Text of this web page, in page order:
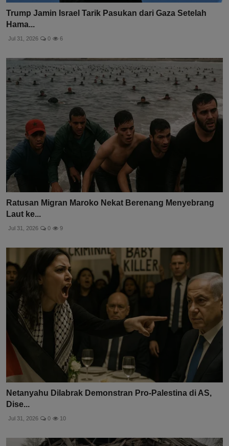
Trump Jamin Israel Tarik Pasukan dari Gaza Setelah
Hama...
Jul 31, 2026 0 6
Ratusan Migran Maroko Nekat Berenang Menyebrang
Laut ke...
Jul 31, 2026 0 9
Netanyahu Dilabrak Demonstran Pro-Palestina di AS,
Dise...
Jul 31, 2026 0 10